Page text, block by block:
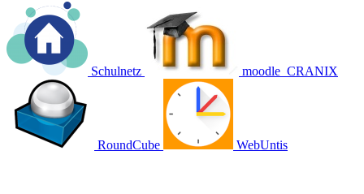
Schulnetz moodle CRANIX
RoundCube WebUntis